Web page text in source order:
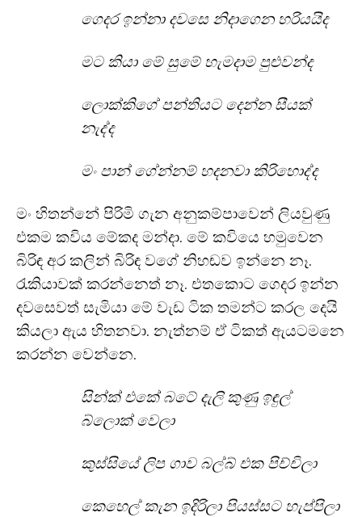
ගෙදර ඉන්නා දවසෙ නිදාගෙන හරියයිද
මට කියා මේ සුමේ හැමදාම පුළුවන්ද
ලොක්කිගේ පන්තියට දෙන්න සීයක්
නැද්ද
මං පාන් ගේන්නම් හදනවා කිරිහොද්ද
මං හිතන්නේ පිරිමි ගැන අනුකම්පාවෙන් ලියවුණු
එකම කවිය මේකද මන්දා. මේ කවියෙ හමුවෙන
බිරිඳ අර කලින් බිරිඳ වගේ නිහඬව ඉන්නෙ නෑ.
රැකියාවක් කරන්නෙත් නෑ. එතකොට ගෙදර ඉන්න
දවසෙවත් සැමියා මේ වැඩ ටික තමන්ට කරල දෙයි
කියලා ඇය හිතනවා. නැත්නම් ඒ ටිකත් ඇයටමනෙ
කරන්න වෙන්නෙ.
සින්ක් එකේ බටේ දැලි කුණු ඉඳුල්
බ්ලොක් වෙලා
කුස්සියේ ලිප ගාව බල්බ් එක පිච්චිලා
කෙහෙල් කැන ඉදිරිලා පියස්සට හැප්පිලා